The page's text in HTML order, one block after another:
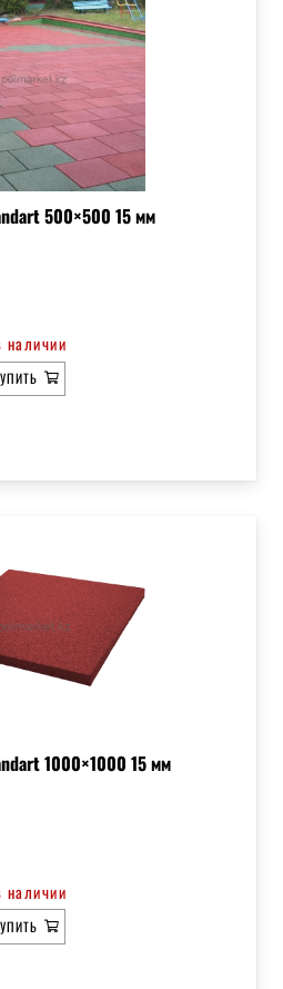
500×500 15 мм
наличии
1000×1000 15 мм
наличии